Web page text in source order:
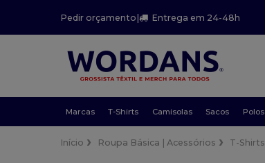
Pedir orçamento| Entrega em 24-48h
Marcas T-Shirts Camisolas Sacos Polos
Início Roupa Básica | Acessórios T-Shirts